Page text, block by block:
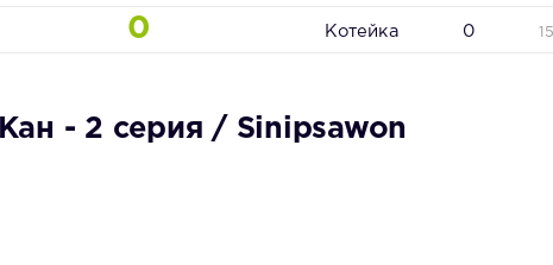
0 Котейка 0
- 2 серия / Sinipsawon